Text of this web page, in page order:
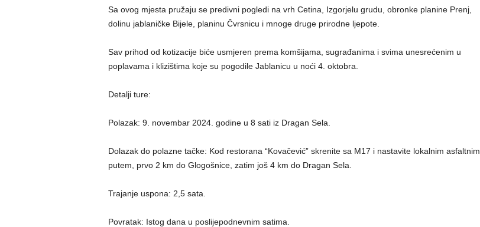
Sa ovog mjesta pružaju se predivni pogledi na vrh Cetina, Izgorjelu grudu, obronke planine Prenj,
dolinu jablaničke Bijele, planinu Čvrsnicu i mnoge druge prirodne ljepote.
Sav prihod od kotizacije biće usmjeren prema komšijama, sugrađanima i svima unesrećenim u
poplavama i klizištima koje su pogodile Jablanicu u noći 4. oktobra.
Detalji ture:
Polazak: 9. novembar 2024. godine u 8 sati iz Dragan Sela.
Dolazak do polazne tačke: Kod restorana “Kovačević” skrenite sa M17 i nastavite lokalnim asfaltnim
putem, prvo 2 km do Glogošnice, zatim još 4 km do Dragan Sela.
Trajanje uspona: 2,5 sata.
Povratak: Istog dana u poslijepodnevnim satima.